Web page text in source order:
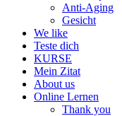
Anti-Aging
Gesicht
We like
Teste dich
KURSE
Mein Zitat
About us
Online Lernen
Thank you